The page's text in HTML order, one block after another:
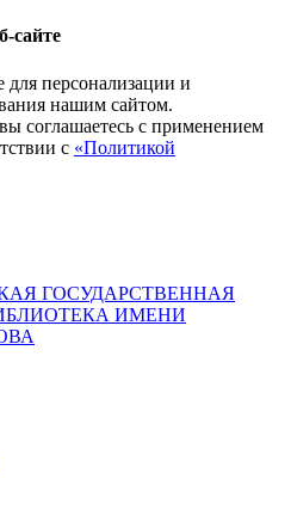
сайте
персонализации и
нашим сайтом.
соглашаетесь с применением
с «Политикой
ГОСУДАРСТВЕННАЯ
ИМЕНИ